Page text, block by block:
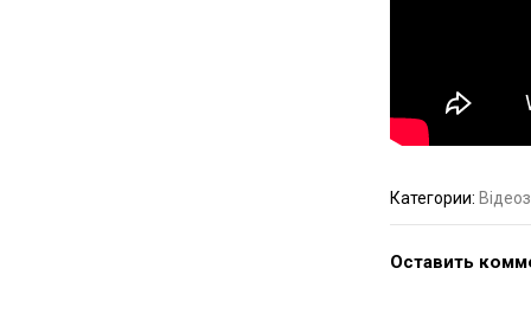
Категории:
Оставить